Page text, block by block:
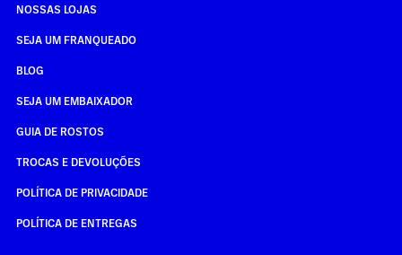
NOSSAS LOJAS
SEJA UM FRANQUEADO
BLOG
SEJA UM EMBAIXADOR
GUIA DE ROSTOS
TROCAS E DEVOLUÇÕES
POLÍTICA DE PRIVACIDADE
POLÍTICA DE ENTREGAS